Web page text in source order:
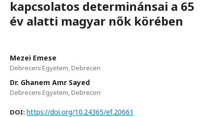
kapcsolatos determinánsai a 65
év alatti magyar nők körében
Mezei Emese
Debreceni Egyetem, Debrecen
Dr. Ghanem Amr Sayed
Debreceni Egyetem, Debrecen
DOI: https://doi.org/10.24365/ef.20661